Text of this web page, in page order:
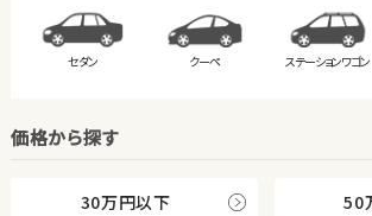
セダン クーペ ステーションワゴン
価格から探す
30万円以下 50